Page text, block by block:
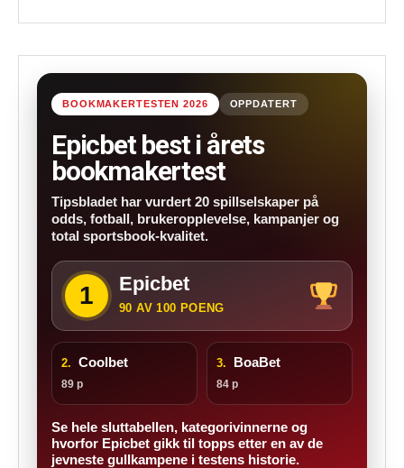
BOOKMAKERTESTEN 2026 OPPDATERT
Epicbet best i årets
bookmakertest
Tipsbladet har vurdert 20 spillselskaper på
odds, fotball, brukeropplevelse, kampanjer og
total sportsbook-kvalitet.
1 Epicbet
90 AV 100 POENG
2. Coolbet
89 p
3. BoaBet
84 p
Se hele sluttabellen, kategorivinnerne og
hvorfor Epicbet gikk til topps etter en av de
jevneste gullkampene i testens historie.